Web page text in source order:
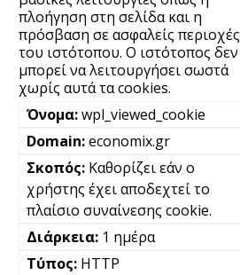
πλοήγηση στη σελίδα και η
πρόσβαση σε ασφαλείς περιοχές
του ιστότοπου. Ο ιστότοπος δεν
μπορεί να λειτουργήσει σωστά
χωρίς αυτά τα cookies.
wpl_viewed_cookie
economix.gr
Καθορίζει εάν ο
χρήστης έχει αποδεχτεί το
πλαίσιο συναίνεσης cookie.
1 ημέρα
HTTP